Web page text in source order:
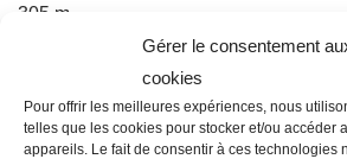
Gérer le consentement
cookies
Pour offrir les meilleures expériences, nous
telles que les cookies pour stocker et/ou accéder
appareils. Le fait de consentir à ces technologies
305 m
* 128 adresses programmables
* Utilisez plusieurs télécommandes
zone
* Durées de fonctionnement variables